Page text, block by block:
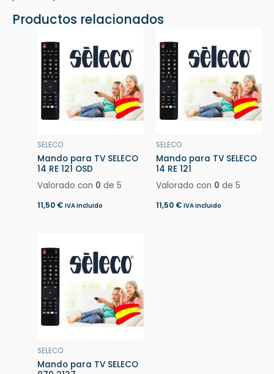
Productos relacionados
SELECO
Mando para TV SELECO
14 RE 121 OSD
Valorado con 0 de 5
11,50 € IVA incluido
SELECO
Mando para TV SELECO
14 RE 121
Valorado con 0 de 5
11,50 € IVA incluido
SELECO
Mando para TV SELECO